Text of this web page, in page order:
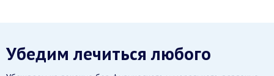
Убедим лечиться любого